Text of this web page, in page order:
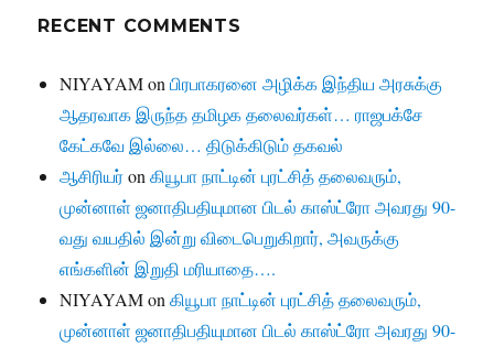
RECENT COMMENTS
NIYAYAMonபிரபாகரனை அழிக்க இந்திய அரசுக்கு
ஆதரவாக இருந்த தமிழக தலைவர்கள்… ராஜபக்சே
கேட்கவே இல்லை… திடுக்கிடும் தகவல்
ஆசிரியர்onகியூபா நாட்டின் புரட்சித் தலைவரும்,
முன்னாள் ஜனாதிபதியுமான பிடல் காஸ்ட்ரோ அவரது 90-
வது வயதில் இன்று விடைபெறுகிறார், அவருக்கு
எங்களின் இறுதி மரியாதை….
NIYAYAMonகியூபா நாட்டின் புரட்சித் தலைவரும்,
முன்னாள் ஜனாதிபதியுமான பிடல் காஸ்ட்ரோ அவரது 90-